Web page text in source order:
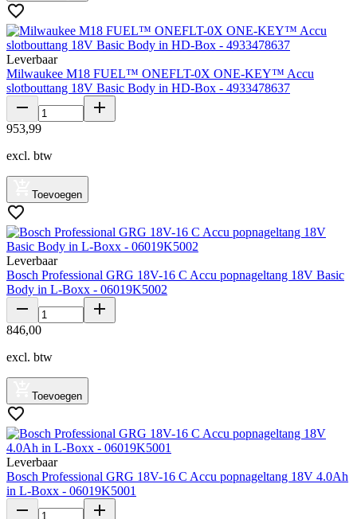
Leverbaar
Milwaukee M18 FUEL™ ONEFLT-0X ONE-KEY™ Accu
slotbouttang 18V Basic Body in HD-Box - 4933478637
953,99
excl. btw
Toevoegen
Leverbaar
Bosch Professional GRG 18V-16 C Accu popnageltang 18V Basic
Body in L-Boxx - 06019K5002
846,00
excl. btw
Toevoegen
Leverbaar
Bosch Professional GRG 18V-16 C Accu popnageltang 18V 4.0Ah
in L-Boxx - 06019K5001